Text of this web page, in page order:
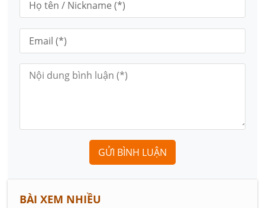
GỬI BÌNH LUẬN
BÀI XEM NHIỀU